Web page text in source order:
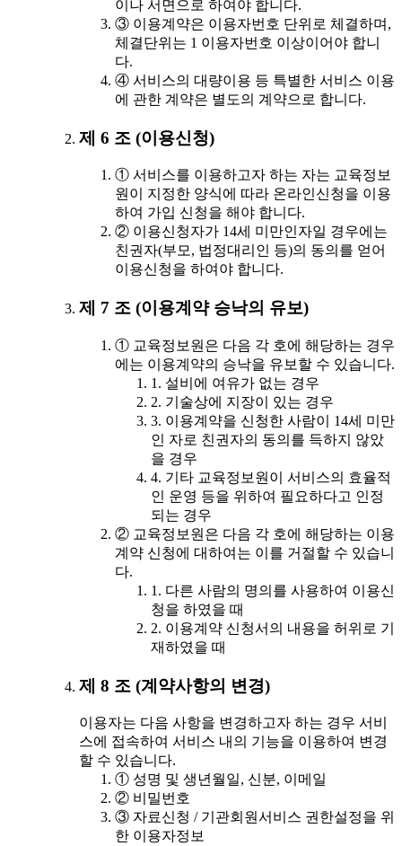
이나 서면으로 하여야 합니다.
③ 이용계약은 이용자번호 단위로 체결하며,
체결단위는 1 이용자번호 이상이어야 합니
다.
④ 서비스의 대량이용 등 특별한 서비스 이용
에 관한 계약은 별도의 계약으로 합니다.
제 6 조 (이용신청)
① 서비스를 이용하고자 하는 자는 교육정보
원이 지정한 양식에 따라 온라인신청을 이용
하여 가입 신청을 해야 합니다.
② 이용신청자가 14세 미만인자일 경우에는
친권자(부모, 법정대리인 등)의 동의를 얻어
이용신청을 하여야 합니다.
제 7 조 (이용계약 승낙의 유보)
① 교육정보원은 다음 각 호에 해당하는 경우
에는 이용계약의 승낙을 유보할 수 있습니다.
1. 설비에 여유가 없는 경우
2. 기술상에 지장이 있는 경우
3. 이용계약을 신청한 사람이 14세 미만
인 자로 친권자의 동의를 득하지 않았
을 경우
4. 기타 교육정보원이 서비스의 효율적
인 운영 등을 위하여 필요하다고 인정
되는 경우
② 교육정보원은 다음 각 호에 해당하는 이용
계약 신청에 대하여는 이를 거절할 수 있습니
다.
1. 다른 사람의 명의를 사용하여 이용신
청을 하였을 때
2. 이용계약 신청서의 내용을 허위로 기
재하였을 때
제 8 조 (계약사항의 변경)
이용자는 다음 사항을 변경하고자 하는 경우 서비
스에 접속하여 서비스 내의 기능을 이용하여 변경
할 수 있습니다.
① 성명 및 생년월일, 신분, 이메일
② 비밀번호
③ 자료신청 / 기관회원서비스 권한설정을 위
한 이용자정보